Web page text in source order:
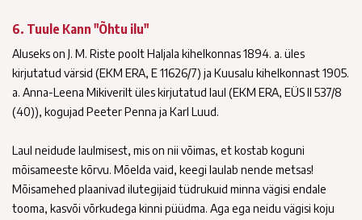
6. Tuule Kann "Õhtu ilu"
Aluseks on J. M. Riste poolt Haljala kihelkonnas 1894. a. üles
kirjutatud värsid (EKM ERA, E 11626/7) ja Kuusalu kihelkonnast 1905.
a. Anna-Leena Mikiverilt üles kirjutatud laul (EKM ERA, EÜS II 537/8
(40)), kogujad Peeter Penna ja Karl Luud.
Laul neidude laulmisest, mis on nii võimas, et kostab koguni
mõisameeste kõrvu. Mõelda vaid, keegi laulab nende metsas!
Mõisamehed plaanivad ilutegijaid tüdrukuid minna vägisi endale
tooma, kasvõi võrkudega kinni püüdma. Aga ega neidu vägisi koju